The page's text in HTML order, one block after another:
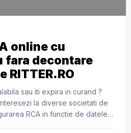
online cu
fara decontare
RITTER.RO
sau iti expira in curand ?
la diverse societati de
RCA in functie de datele